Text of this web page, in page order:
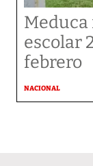
escolar
febrero
NACIONAL